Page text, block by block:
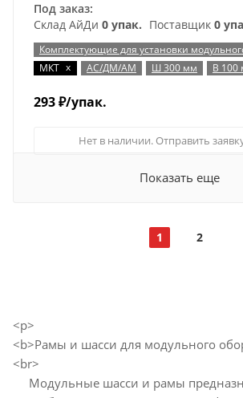
Под заказ:
Склад АйДи 0 упак. Поставщик 0
Комплектующие для установки
МКТ x АС/ДМ/АМ Ш 300 мм В 100
293₽/упак.
Нет в наличии. Отправить
Показать еще
1 2
<p>
<b>Рамы и шасси для модульного
<br>
Модульные шасси и рамы